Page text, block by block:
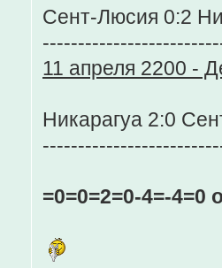
Сент-Люсия 0:2
11 апреля 2200 -
Никарагуа 2:0
=0=0=2=0-4=-4=0